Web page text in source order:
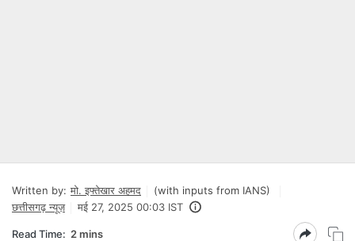
Written by: मो. इफ्तेखार अहमद
(with inputs from IANS)
छत्तीसगढ़ न्यूज़
मई 27, 2025 00:03 IST
Read Time: 2 mins